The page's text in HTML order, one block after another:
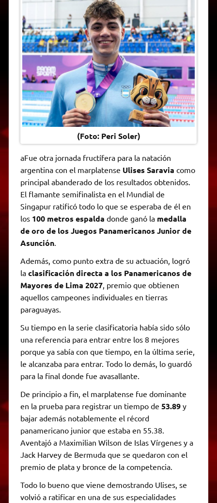
t
A
p
p
a
m
e
r
b
o
o
k
g
e
r
y
L
i
n
k
i
l
n
t
F
r
i
e
n
d
l
y
(Foto: Peri Soler)
aFue otra jornada fructífera para la natación
argentina con el marplatense Ulises Saravia como
principal abanderado de los resultados obtenidos.
El flamante semifinalista en el Mundial de
Singapur ratificó todo lo que se esperaba de él en
los 100 metros espalda donde ganó la medalla
de oro de los Juegos Panamericanos Junior de
Asunción.
Además, como punto extra de su actuación, logró
la clasificación directa a los Panamericanos de
Mayores de Lima 2027, premio que obtienen
aquellos campeones individuales en tierras
paraguayas.
Su tiempo en la serie clasificatoria había sido sólo
una referencia para entrar entre los 8 mejores
porque ya sabía con que tiempo, en la última serie,
le alcanzaba para entrar. Todo lo demás, lo guardó
para la final donde fue avasallante.
De principio a fin, el marplatense fue dominante
en la prueba para registrar un tiempo de 53.89y
bajar además notablemente el récord
panamericano junior que estaba en 55.38.
Aventajó a Maximilian Wilson de Islas Vírgenes y a
Jack Harvey de Bermuda que se quedaron con el
premio de plata y bronce de la competencia.
Todo lo bueno que viene demostrando Ulises, se
volvió a ratificar en una de sus especialidades